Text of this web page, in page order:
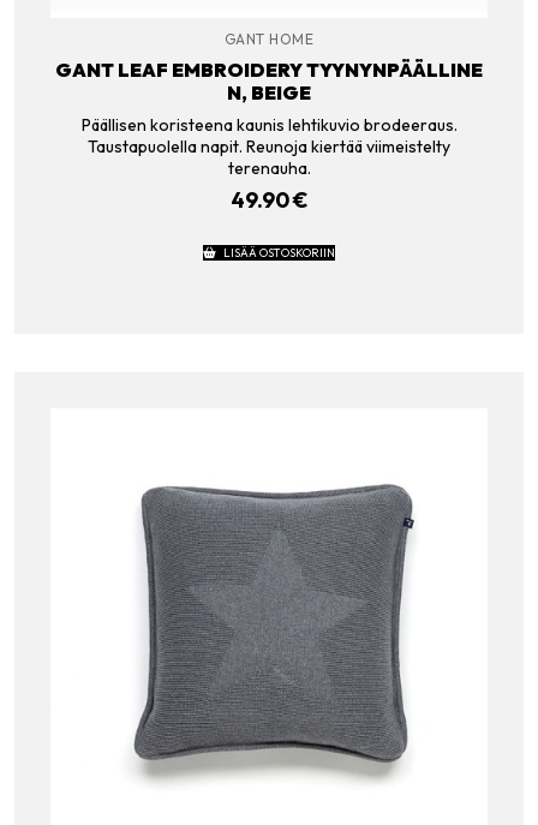
GANT HOME
GANT LEAF EMBROIDERY TYYNYNPÄÄLLINE
N, BEIGE
Päällisen koristeena kaunis lehtikuvio brodeeraus.
Taustapuolella napit. Reunoja kiertää viimeistelty
terenauha.
49.90€
LISÄÄ OSTOSKORIIN